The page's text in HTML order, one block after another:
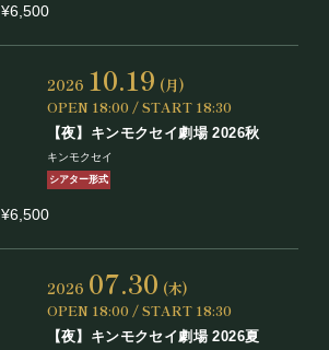
¥6,500
2026 10.19 (月)
OPEN 18:00 / START 18:30
【夜】キンモクセイ劇場 2026秋
キンモクセイ
シアター形式
¥6,500
2026 07.30 (木)
OPEN 18:00 / START 18:30
【夜】キンモクセイ劇場 2026夏